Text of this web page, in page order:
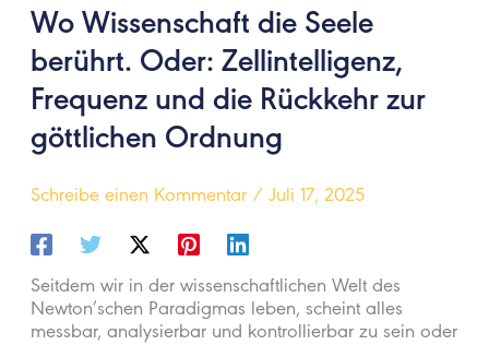
Wo Wissenschaft die Seele
berührt. Oder: Zellintelligenz,
Frequenz und die Rückkehr zur
göttlichen Ordnung
Schreibe einen Kommentar /Juli 17, 2025
Seitdem wir in der wissenschaftlichen Welt des
Newton’schen Paradigmas leben, scheint alles
messbar, analysierbar und kontrollierbar zu sein oder